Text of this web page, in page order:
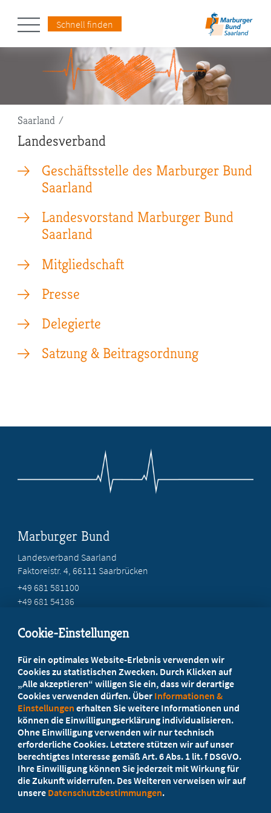
Schnell finden
Pfadnavigation
Saarland
Landesverband
Geschäftsstelle des Marburger Bund
Saarland
Landesvorstand Marburger Bund
Saarland
Mitgliedschaft
Presse
Delegierte
Satzung & Beitragsordnung
Marburger Bund
Landesverband Saarland
Faktoreistr. 4, 66111 Saarbrücken
+49 681 581100
+49 681 54186
Ihr Landesverband berät Sie!
Ansprechpartner
Werden Sie jetzt Mitglied
5 Vorteile einer MB-Mitgliedschaft
Cookie-Einstellungen
Für ein optimales Website-Erlebnis verwenden wir
Cookies zu statistischen Zwecken. Durch Klicken auf
„Alle akzeptieren“ willigen Sie ein, dass wir derartige
Cookies verwenden dürfen. Über Informationen &
Einstellungen erhalten Sie weitere Informationen und
können die Einwilligungserklärung individualisieren.
Ohne Einwilligung verwenden wir nur technisch
erforderliche Cookies. Letztere stützen wir auf unser
berechtigtes Interesse gemäß Art. 6 Abs. 1 lit. f DSGVO.
Ihre Einwilligung können Sie jederzeit mit Wirkung für
die Zukunft widerrufen. Des Weiteren verweisen wir auf
unsere Datenschutzbestimmungen.